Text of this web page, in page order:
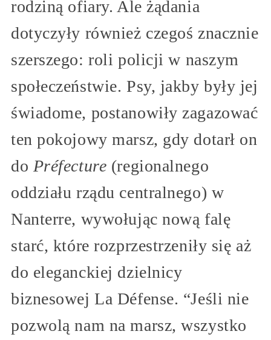
rodziną ofiary. Ale żądania
dotyczyły również czegoś znacznie
szerszego: roli policji w naszym
społeczeństwie. Psy, jakby były jej
świadome, postanowiły zagazować
ten pokojowy marsz, gdy dotarł on
do Préfecture (regionalnego
oddziału rządu centralnego) w
Nanterre, wywołując nową falę
starć, które rozprzestrzeniły się aż
do eleganckiej dzielnicy
biznesowej La Défense. “Jeśli nie
pozwolą nam na marsz, wszystko